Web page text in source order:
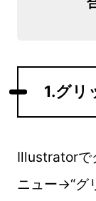
1.グリ
Illustratorで
ニュー→“グ